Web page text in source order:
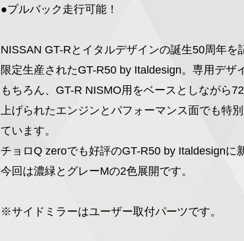
●プルバック走行可能！
NISSAN GT-Rとイタルデザインの誕生50周年を
限定生産されたGT-R50 by Italdesign。専用デザ
もちろん、GT-R NISMO用をベースとしながら
上げられたエンジンとパフォーマンス面でも特
ています。
チョロQ zeroでも好評のGT-R50 by Italdesignに
今回は濃緑とグレーMの2色展開です。
※サイドミラーはユーザー取付パーツです。